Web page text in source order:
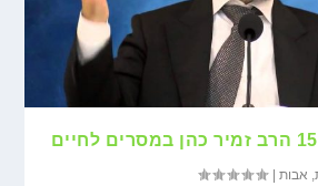
, אבות |